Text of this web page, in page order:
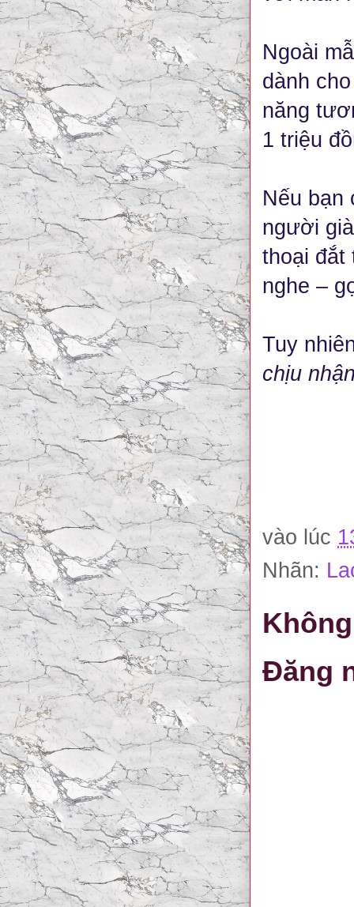
Ngoài
dành
năng
1 triệu
Nếu bạn
người
thoại đắt
nghe –
Tuy
chịu
vào lúc
Nhãn:
Đăng